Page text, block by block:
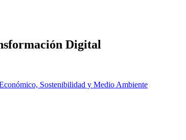
Digital
Sostenibilidad y Medio Ambiente